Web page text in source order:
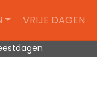
VRIJE DAGEN